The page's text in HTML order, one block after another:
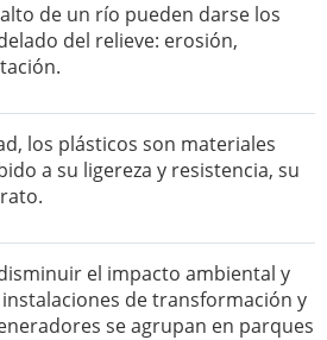
de un río pueden darse los
del relieve: erosión,
los plásticos son materiales
a su ligereza y resistencia, su
el impacto ambiental y
de transformación y
se agrupan en parques